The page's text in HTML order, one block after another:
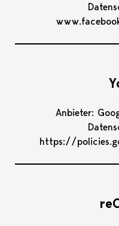
Anbieter:
https://